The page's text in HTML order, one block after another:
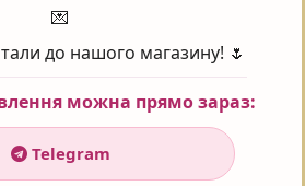
💌
до нашого магазину! 🌷
можна прямо зараз:
Telegram